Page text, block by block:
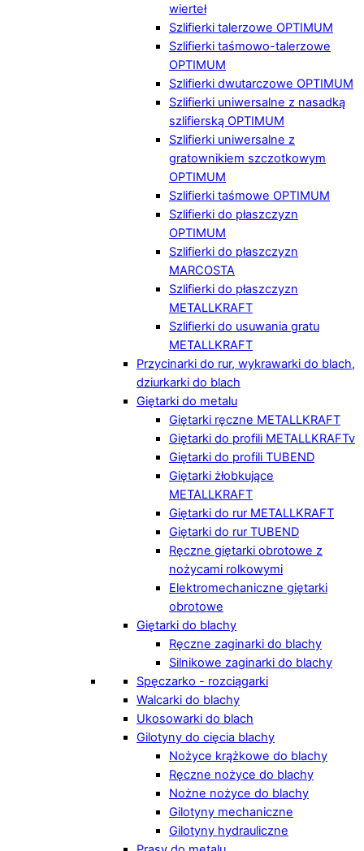
wierteł
Szlifierki talerzowe OPTIMUM
Szlifierki taśmowo-talerzowe
OPTIMUM
Szlifierki dwutarczowe OPTIMUM
Szlifierki uniwersalne z nasadką
szlifierską OPTIMUM
Szlifierki uniwersalne z
gratownikiem szczotkowym
OPTIMUM
Szlifierki taśmowe OPTIMUM
Szlifierki do płaszczyzn
OPTIMUM
Szlifierki do płaszczyzn
MARCOSTA
Szlifierki do płaszczyzn
METALLKRAFT
Szlifierki do usuwania gratu
METALLKRAFT
Przycinarki do rur, wykrawarki do blach,
dziurkarki do blach
Giętarki do metalu
Giętarki ręczne METALLKRAFT
Giętarki do profili METALLKRAFTv
Giętarki do profili TUBEND
Giętarki żłobkujące
METALLKRAFT
Giętarki do rur METALLKRAFT
Giętarki do rur TUBEND
Ręczne giętarki obrotowe z
nożycami rolkowymi
Elektromechaniczne giętarki
obrotowe
Giętarki do blachy
Ręczne zaginarki do blachy
Silnikowe zaginarki do blachy
Spęczarko - rozciągarki
Walcarki do blachy
Ukosowarki do blach
Gilotyny do cięcia blachy
Nożyce krążkowe do blachy
Ręczne nożyce do blachy
Nożne nożyce do blachy
Gilotyny mechaniczne
Gilotyny hydrauliczne